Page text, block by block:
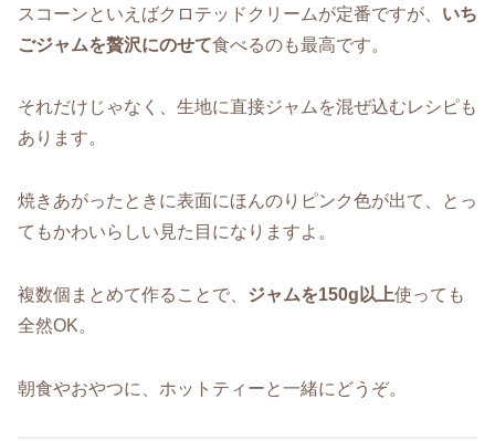
スコーンといえばクロテッドクリームが定番ですが、 いち
ごジャムを贅沢にのせて食べるのも最高です。
それだけじゃなく、生地に直接ジャムを混ぜ込むレシピも
あります。
焼きあがったときに表面にほんのりピンク色が出て、とっ
てもかわいらしい見た目になりますよ。
複数個まとめて作ることで、 ジャムを150g以上使っても
全然OK。
朝食やおやつに、ホットティーと一緒にどうぞ。